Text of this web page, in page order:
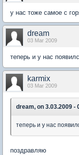
у нас тоже самое с
dream
03 Mar 2009
теперь и у нас
karmix
03 Mar 2009
dream, on 3.03.2009 -
теперь и у нас
поздравляю